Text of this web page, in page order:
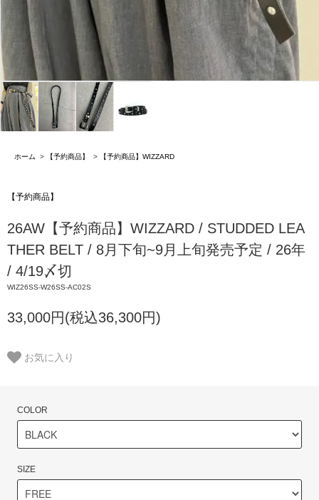
ホーム > 【予約商品】 > 【予約商品】WIZZARD
【予約商品】
26AW【予約商品】WIZZARD / STUDDED LEA
THER BELT / 8月下旬~9月上旬発売予定 / 26年
/ 4/19〆切
WIZ26SS-W26SS-AC02S
33,000円(税込36,300円)
お気に入り
COLOR
SIZE